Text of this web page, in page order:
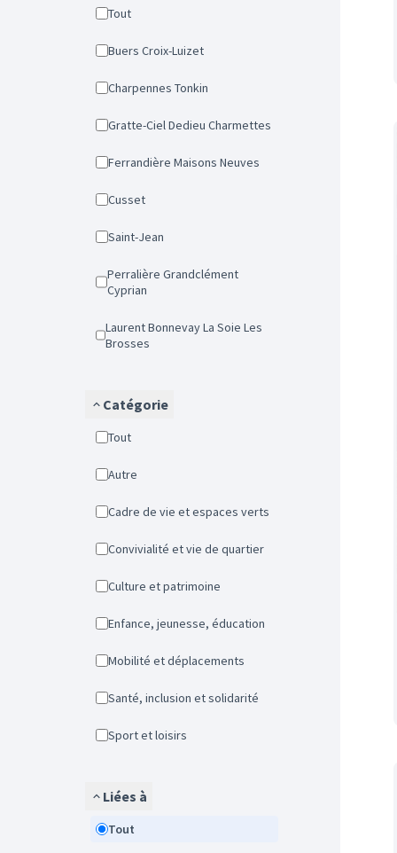
Tout
Buers Croix-Luizet
Charpennes Tonkin
Gratte-Ciel Dedieu Charmettes
Ferrandière Maisons Neuves
Cusset
Saint-Jean
Perralière Grandclément
Cyprian
Laurent Bonnevay La Soie Les
Brosses
Catégorie
Tout
Autre
Cadre de vie et espaces verts
Convivialité et vie de quartier
Culture et patrimoine
Enfance, jeunesse, éducation
Mobilité et déplacements
Santé, inclusion et solidarité
Sport et loisirs
Liées à
Tout